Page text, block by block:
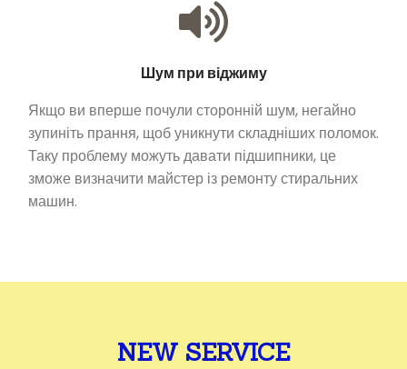
Шум при віджиму
Якщо ви вперше почули сторонній шум, негайно
зупиніть прання, щоб уникнути складніших поломок.
Таку проблему можуть давати підшипники, це
зможе визначити майстер із ремонту стиральних
машин.
NEW SERVICE